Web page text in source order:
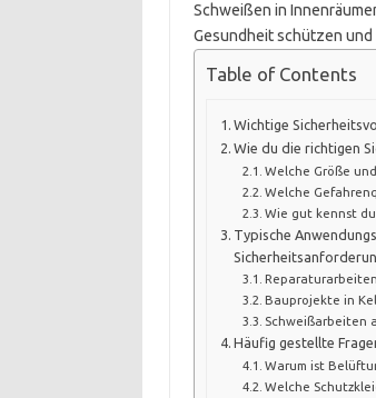
Schweißen in
Gesundheit schützen und
Table of Contents
Wichtige
Wie du die richtigen
Welche Größe
Welche
Wie gut kennst
Typische
Bauprojekte in
Schweißarbeiten
Häufig gestellte
Warum ist
Welche